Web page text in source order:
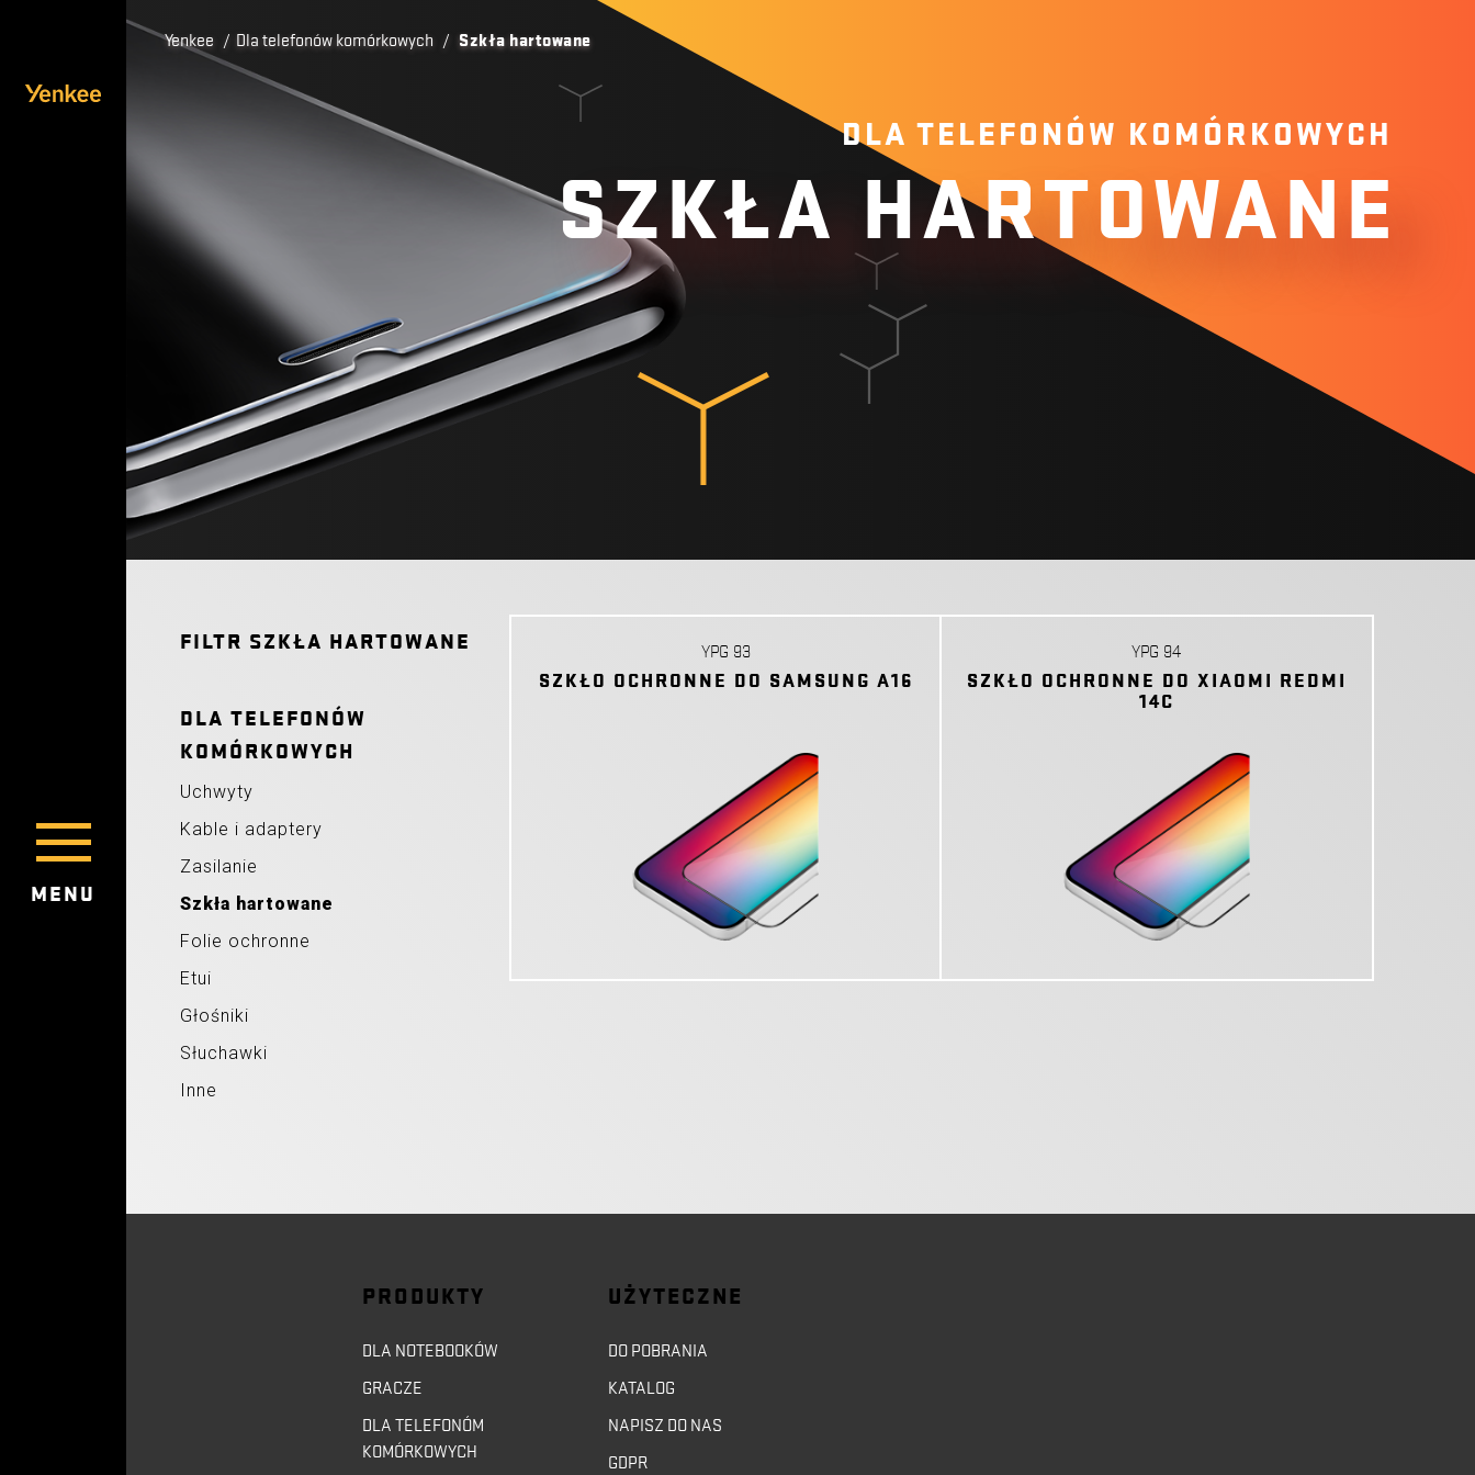
MENU
DLA TELEFONÓW KOMÓRKOWYCH
SZKŁA HARTOWANE
Yenkee / Dla telefonów komórkowych / Szkła hartowane
FILTR SZKŁA HARTOWANE
DLA TELEFONÓW
KOMÓRKOWYCH
Uchwyty
Kable i adaptery
Zasilanie
Szkła hartowane
Folie ochronne
Etui
Głośniki
Słuchawki
Inne
YPG 93
SZKŁO OCHRONNE DO SAMSUNG A16
YPG 94
SZKŁO OCHRONNE DO XIAOMI REDMI
14C
PRODUKTY
DLA NOTEBOOKÓW
GRACZE
DLA TELEFONÓM
KOMÓRKOWYCH
UŻYTECZNE
DO POBRANIA
KATALOG
NAPISZ DO NAS
GDPR